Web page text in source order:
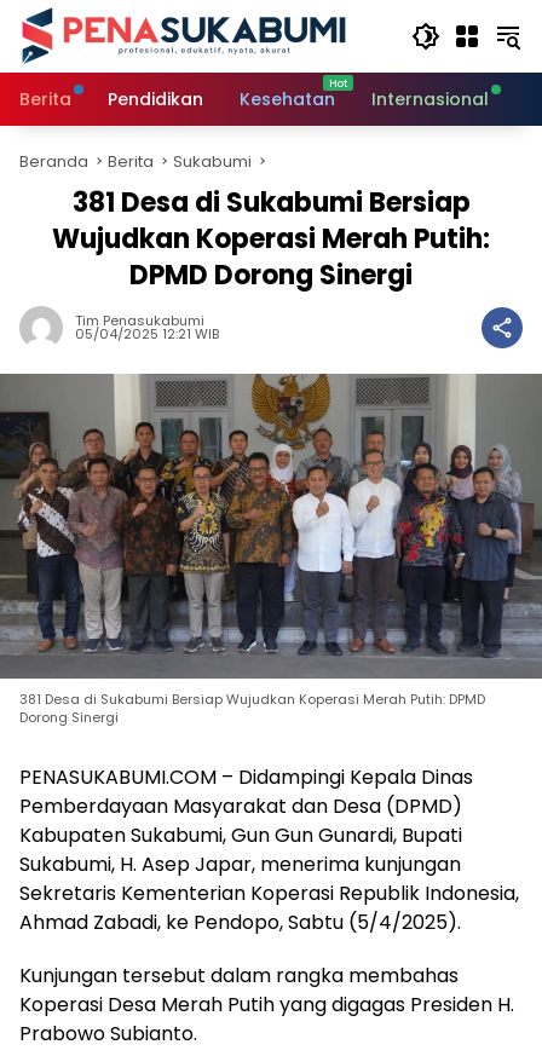
Langsung
konten
Berita
Pendidikan Kesehatan Internasional
Beranda Berita Sukabumi
381 Desa di Sukabumi Bersiap
Wujudkan Koperasi Merah Putih:
DPMD Dorong Sinergi
Tim Penasukabumi
05/04/2025 12:21 WIB
381 Desa di Sukabumi Bersiap Wujudkan Koperasi Merah Putih: DPMD
Dorong Sinergi
PENASUKABUMI.COM – Didampingi Kepala Dinas
Pemberdayaan Masyarakat dan Desa (DPMD)
Kabupaten Sukabumi, Gun Gun Gunardi, Bupati
Sukabumi, H. Asep Japar, menerima kunjungan
Sekretaris Kementerian Koperasi Republik Indonesia,
Ahmad Zabadi, ke Pendopo, Sabtu (5/4/2025).
Kunjungan tersebut dalam rangka membahas
Koperasi Desa Merah Putih yang digagas Presiden H.
Prabowo Subianto.